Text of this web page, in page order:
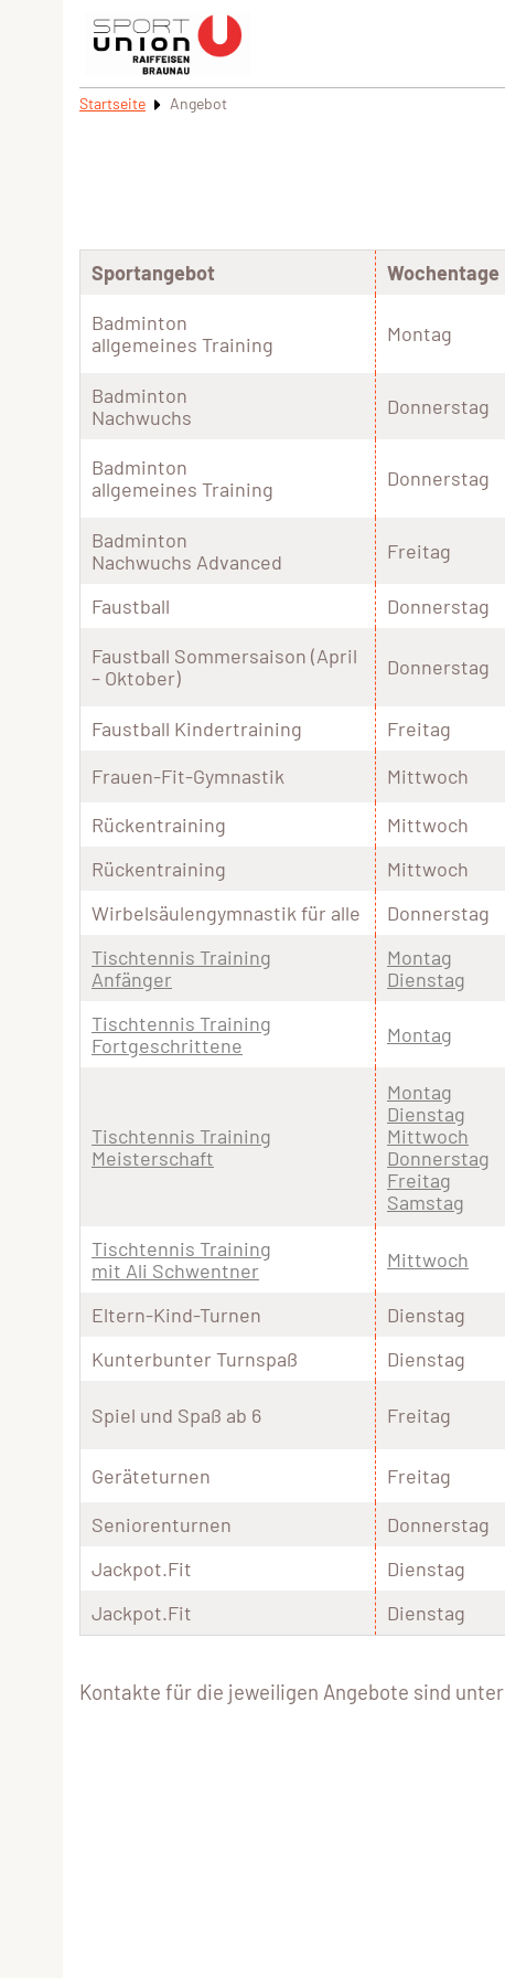
Startseite Angebot
Sportangebot Wochentage
Badminton
allgemeines Training
Montag
Badminton
Nachwuchs
Donnerstag
Badminton
allgemeines Training
Donnerstag
Badminton
Nachwuchs Advanced
Freitag
Faustball
Donnerstag
Faustball Sommersaison (April
– Oktober)
Donnerstag
Faustball Kindertraining Freitag
Frauen-Fit-Gymnastik
Mittwoch
Rückentraining
Mittwoch
Rückentraining
Mittwoch
Wirbelsäulengymnastik für alle
Donnerstag
Tischtennis Training
Anfänger
Montag
Dienstag
Tischtennis Training
Fortgeschrittene
Montag
Tischtennis Training
Meisterschaft
Montag
Dienstag
Mittwoch
Donnerstag
Freitag
Samstag
Tischtennis Training
mit Ali Schwentner
Mittwoch
Eltern-Kind-Turnen Dienstag
Kunterbunter Turnspaß
Dienstag
Spiel und Spaß ab 6 Freitag
Geräteturnen Freitag
Seniorenturnen
Donnerstag
Jackpot.Fit
Dienstag
Jackpot.Fit
Dienstag
Kontakte für die jeweiligen Angebote sind unter